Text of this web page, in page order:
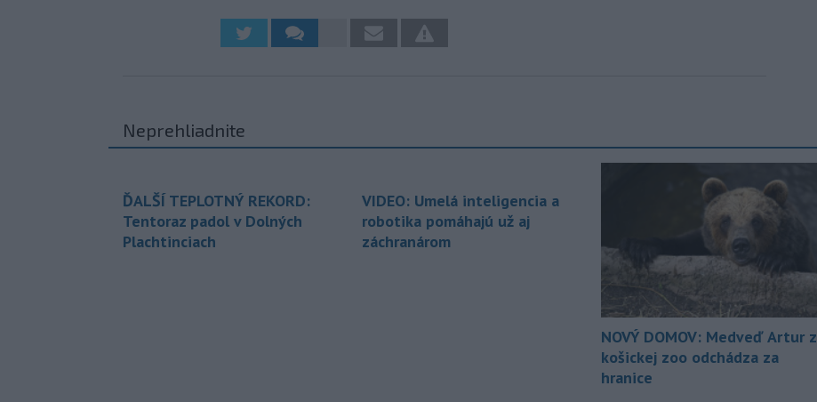
Neprehliadnite
ĎALŠÍ TEPLOTNÝ REKORD:
Tentoraz padol v Dolných
Plachtinciach
VIDEO: Umelá inteligencia a
robotika pomáhajú už aj
záchranárom
NOVÝ DOMOV: Medveď Artur z
košickej zoo odchádza za
hranice